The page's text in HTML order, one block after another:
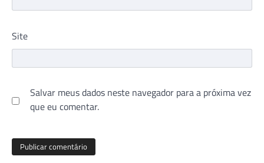
Site
Salvar meus dados neste navegador para a próxima vez
que eu comentar.